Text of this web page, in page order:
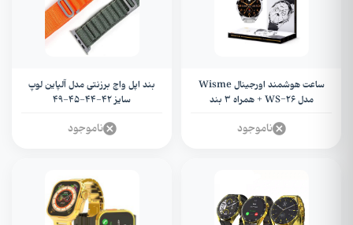
ساعت هوشمند اورجینال Wisme
مدل WS-26 + همراه 3 بند
ناموجود
بند اپل واچ برزنتی مدل آلپاین لوپ
سایز ۴۲-۴۴-۴۵-۴۹
ناموجود